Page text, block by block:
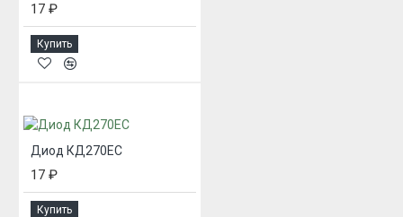
17 ₽
Купить
Диод КД270ЕС
17 ₽
Купить